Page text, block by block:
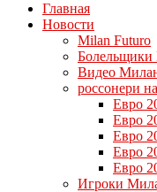
Главная
Новости
Milan Futuro
Болельщики
Видео
россонери
Евро
Евро
Евро
Евро
Евро
Игроки